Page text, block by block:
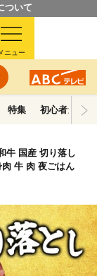
ついて
メニュー
特集 初心者ガイド
牛 国産 切り落し
牛 肉 夜ごはん